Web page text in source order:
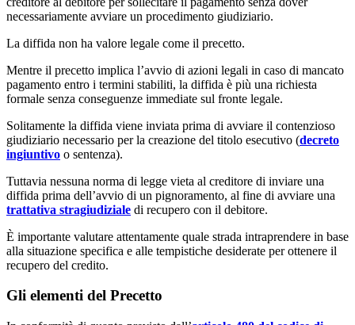
necessariamente avviare un procedimento giudiziario.
La diffida non ha valore legale come il precetto.
Mentre il precetto implica l’avvio di azioni legali in caso di mancato
pagamento entro i termini stabiliti, la diffida è più una richiesta
formale senza conseguenze immediate sul fronte legale.
Solitamente la diffida viene inviata prima di avviare il contenzioso
giudiziario necessario per la creazione del titolo esecutivo (decreto
ingiuntivo o sentenza).
Tuttavia nessuna norma di legge vieta al creditore di inviare una
diffida prima dell’avvio di un pignoramento, al fine di avviare una
trattativa stragiudiziale di recupero con il debitore.
È importante valutare attentamente quale strada intraprendere in base
alla situazione specifica e alle tempistiche desiderate per ottenere il
recupero del credito.
Gli elementi del Precetto